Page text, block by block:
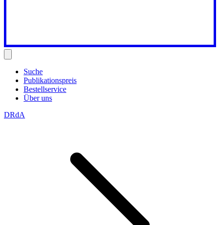
Suche
Publikationspreis
Bestellservice
Über uns
DRdA